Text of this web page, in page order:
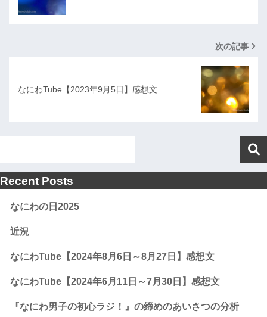
次の記事
なにわTube【2023年9月5日】感想文
Recent Posts
なにわの日2025
近況
なにわTube【2024年8月6日～8月27日】感想文
なにわTube【2024年6月11日～7月30日】感想文
『なにわ男子の初心ラジ！』の締めのあいさつの分析